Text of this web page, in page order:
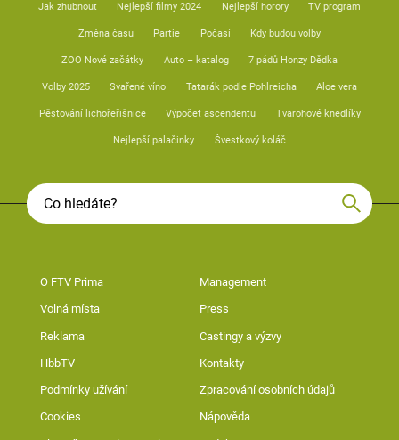
Jak zhubnout Nejlepší filmy 2024 Nejlepší horory TV program
Změna času Partie Počasí Kdy budou volby
ZOO Nové začátky Auto – katalog 7 pádů Honzy Dědka
Volby 2025 Svařené víno Tatarák podle Pohlreicha Aloe vera
Pěstování lichořeřišnice Výpočet ascendentu Tvarohové knedlíky
Nejlepší palačinky Švestkový koláč
O FTV Prima Management
Volná místa Press
Reklama Castingy a výzvy
HbbTV Kontakty
Podmínky užívání Zpracování osobních údajů
Cookies Nápověda